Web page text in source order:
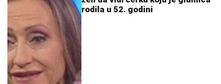
rodila u 52. godini